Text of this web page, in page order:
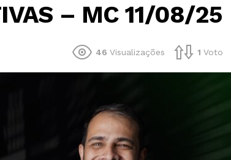
– MC 11/08/25
46 Visualizações 1 Voto